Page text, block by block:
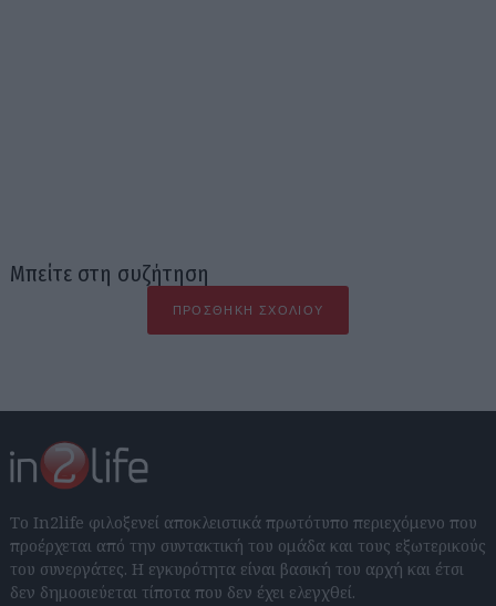
Μπείτε στη συζήτηση
ΠΡΟΣΘΉΚΗ ΣΧΟΛΊΟΥ
Το In2life φιλοξενεί αποκλειστικά πρωτότυπο περιεχόμενο που
προέρχεται από την συντακτική του ομάδα και τους εξωτερικούς
του συνεργάτες. Η εγκυρότητα είναι βασική του αρχή και έτσι
δεν δημοσιεύεται τίποτα που δεν έχει ελεγχθεί.